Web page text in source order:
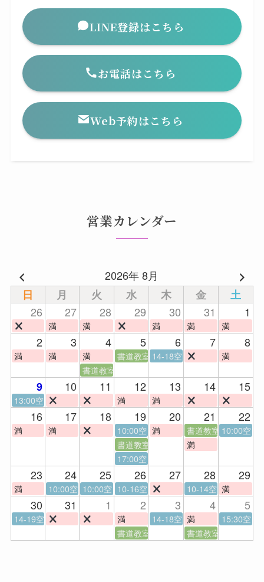
LINE登録はこちら
お電話はこちら
Web予約はこちら
営業カレンダー
2026年 8月
日
月 火 水 木 金
土
26
27 28 29 30 31 1
満 満 満 満 満
2 3 4 5 6 7 8
満 満 満 書道教室 14-18空
満
書道教室
9 10 11 12 13 14 15
13:00空 満 満
16 17 18 19 20 21 22
満 満 10:00空 満 書道教室 10:00空
書道教室
満
17:00空
23 24 25 26 27 28 29
満 10:00空 10:00空 10-16空 10-14空 満
30 31 1 2 3 4 5
14-19空 満 14-18空 満
15:30空
書道教室
書道教室